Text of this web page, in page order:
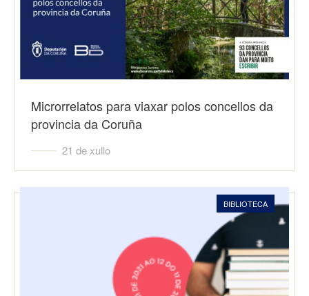
Microrrelatos para viaxar polos concellos da
provincia da Coruña
21 de xullo
BIBLIOTECA